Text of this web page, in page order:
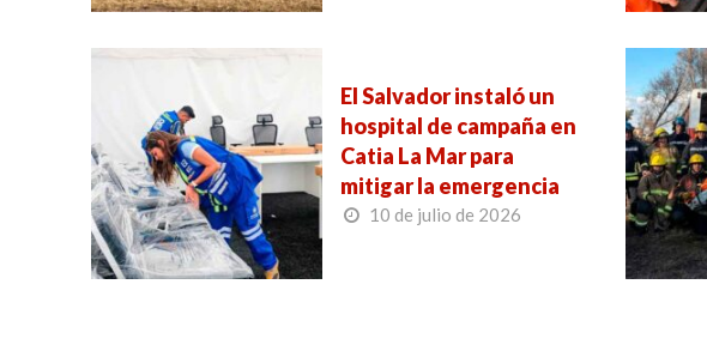
El Salvador instaló un
hospital de campaña en
Catia La Mar para
mitigar la emergencia
10 de julio de 2026